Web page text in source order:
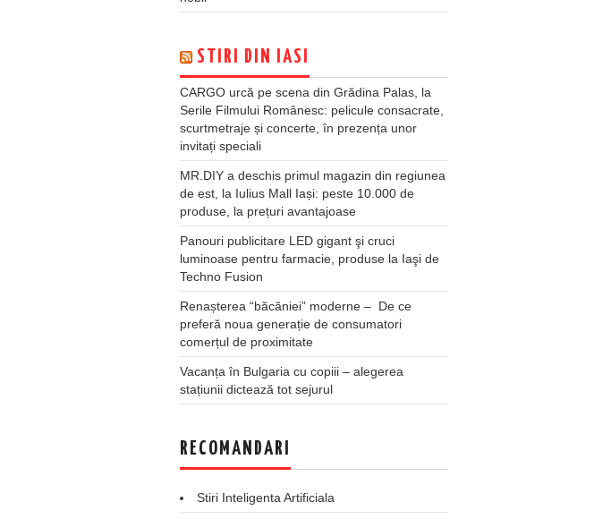
STIRI DIN IASI
CARGO urcă pe scena din Grădina Palas, la
Serile Filmului Românesc: pelicule consacrate,
scurtmetraje și concerte, în prezența unor
invitați speciali
MR.DIY a deschis primul magazin din regiunea
de est, la Iulius Mall Iași: peste 10.000 de
produse, la prețuri avantajoase
Panouri publicitare LED gigant şi cruci
luminoase pentru farmacie, produse la Iaşi de
Techno Fusion
Renașterea “băcăniei” moderne – De ce
preferă noua generație de consumatori
comerțul de proximitate
Vacanța în Bulgaria cu copiii – alegerea
stațiunii dictează tot sejurul
RECOMANDARI
Stiri Inteligenta Artificiala